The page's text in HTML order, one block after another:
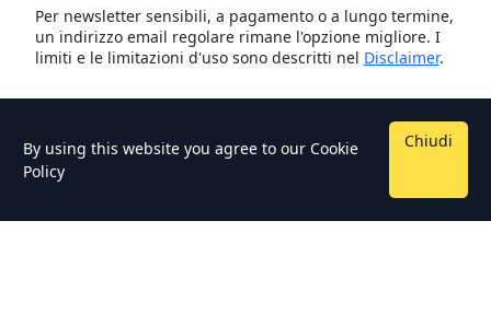
Per newsletter sensibili, a pagamento o a lungo termine,
un indirizzo email regolare rimane l'opzione migliore. I
limiti e le limitazioni d'uso sono descritti nel Disclaimer.
By using this website you agree to our Cookie
Policy
Chiudi